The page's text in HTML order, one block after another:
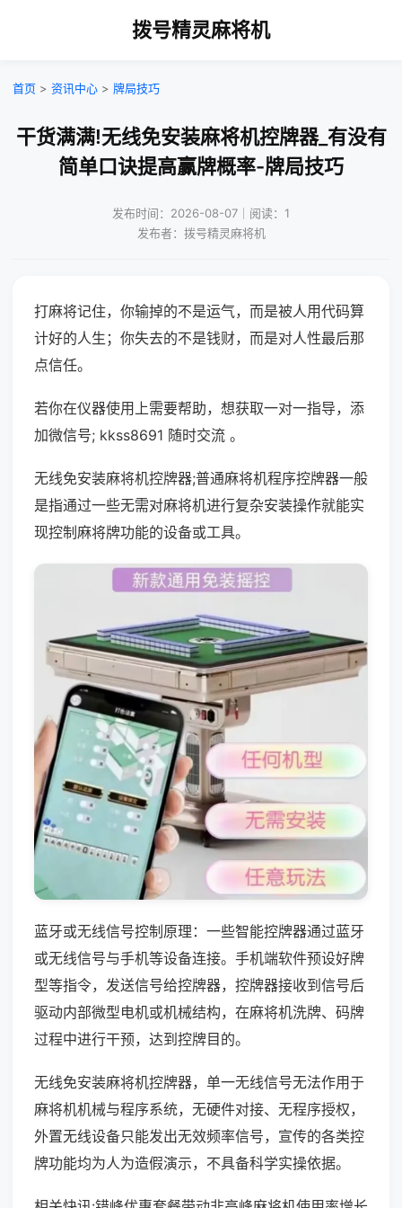
拨号精灵麻将机
首页 > 资讯中心 > 牌局技巧
干货满满!无线免安装麻将机控牌器_有没有
简单口诀提高赢牌概率-牌局技巧
发布时间：2026-08-07｜阅读：1
发布者：拨号精灵麻将机
打麻将记住，你输掉的不是运气，而是被人用代码算
计好的人生；你失去的不是钱财，而是对人性最后那
点信任。
若你在仪器使用上需要帮助，想获取一对一指导，添
加微信号; kkss8691 随时交流 。
无线免安装麻将机控牌器;普通麻将机程序控牌器一般
是指通过一些无需对麻将机进行复杂安装操作就能实
现控制麻将牌功能的设备或工具。
蓝牙或无线信号控制原理：一些智能控牌器通过蓝牙
或无线信号与手机等设备连接。手机端软件预设好牌
型等指令，发送信号给控牌器，控牌器接收到信号后
驱动内部微型电机或机械结构，在麻将机洗牌、码牌
过程中进行干预，达到控牌目的。
无线免安装麻将机控牌器，单一无线信号无法作用于
麻将机机械与程序系统，无硬件对接、无程序授权，
外置无线设备只能发出无效频率信号，宣传的各类控
牌功能均为人为造假演示，不具备科学实操依据。